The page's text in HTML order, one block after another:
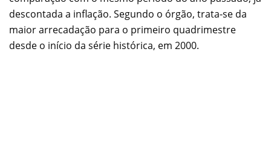
descontada a inflação. Segundo o órgão, trata-se da
maior arrecadação para o primeiro quadrimestre
desde o início da série histórica, em 2000.